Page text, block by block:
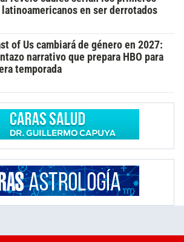
latinoamericanos en ser derrotados
of Us cambiará de género en 2027:
narrativo que prepara HBO para
temporada